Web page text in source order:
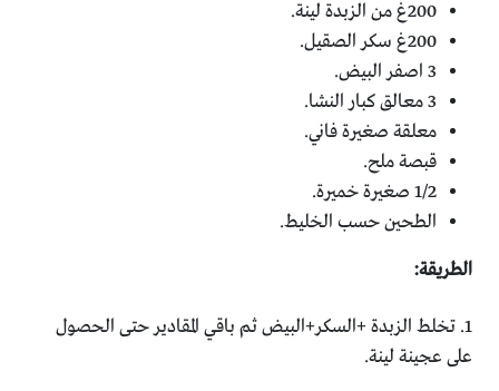
200غ من الزبدة لينة.
200غ سكر الصقيل.
3 اصفر البيض.
3 معالق كبار النشا.
معلقة صغيرة فاني.
قبصة ملح.
1/2 صغيرة خميرة.
الطحين حسب الخليط.
الطريقة:
1. تخلط الزبدة +السكر+البيض ثم باقي المقادير حتى الحصول
على عجينة لينة.